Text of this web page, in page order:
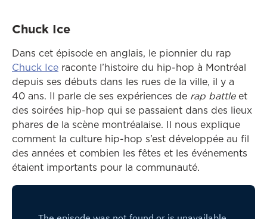
Chuck Ice
Dans cet épisode en anglais, le pionnier du rap
Chuck IceCe lien ouvrira dans une autre fenêtre
raconte l’histoire du hip-hop à Montréal
depuis ses débuts dans les rues de la ville, il y a
40 ans. Il parle de ses expériences de rap battleet
des soirées hip-hop qui se passaient dans des lieux
phares de la scène montréalaise. Il nous explique
comment la culture hip-hop s’est développée au fil
des années et combien les fêtes et les événements
étaient importants pour la communauté.